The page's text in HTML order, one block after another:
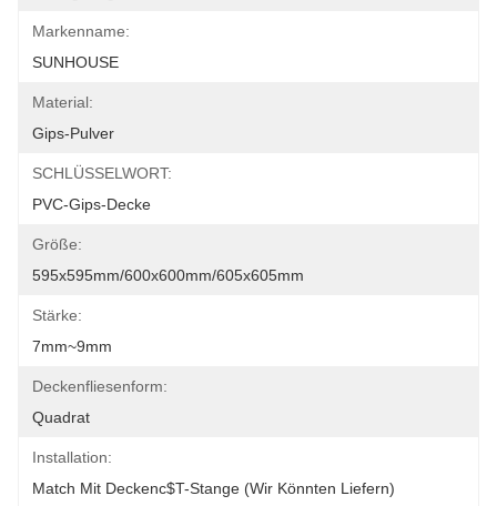
Markenname:
SUNHOUSE
Material:
Gips-Pulver
SCHLÜSSELWORT:
PVC-Gips-Decke
Größe:
595x595mm/600x600mm/605x605mm
Stärke:
7mm~9mm
Deckenfliesenform:
Quadrat
Installation:
Match Mit Deckenc$t-Stange (wir Könnten Liefern)